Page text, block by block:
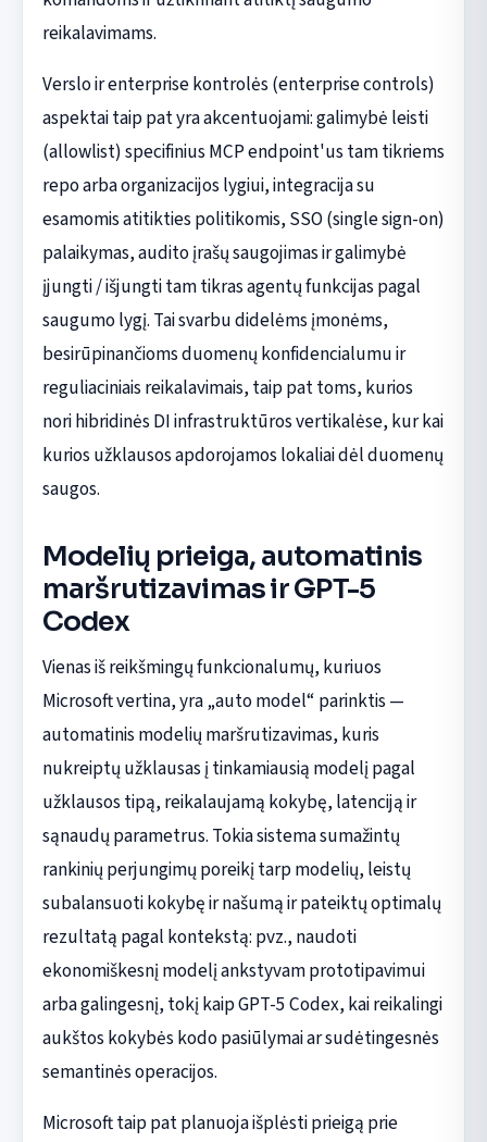
reikalavimams.
Verslo ir enterprise kontrolės (enterprise controls)
aspektai taip pat yra akcentuojami: galimybė leisti
(allowlist) specifinius MCP endpoint'us tam tikriems
repo arba organizacijos lygiui, integracija su
esamomis atitikties politikomis, SSO (single sign-on)
palaikymas, audito įrašų saugojimas ir galimybė
įjungti / išjungti tam tikras agentų funkcijas pagal
saugumo lygį. Tai svarbu didelėms įmonėms,
besirūpinančioms duomenų konfidencialumu ir
reguliaciniais reikalavimais, taip pat toms, kurios
nori hibridinės DI infrastruktūros vertikalėse, kur kai
kurios užklausos apdorojamos lokaliai dėl duomenų
saugos.
Modelių prieiga, automatinis
maršrutizavimas ir GPT-5
Codex
Vienas iš reikšmingų funkcionalumų, kuriuos
Microsoft vertina, yra „auto model“ parinktis —
automatinis modelių maršrutizavimas, kuris
nukreiptų užklausas į tinkamiausią modelį pagal
užklausos tipą, reikalaujamą kokybę, latenciją ir
sąnaudų parametrus. Tokia sistema sumažintų
rankinių perjungimų poreikį tarp modelių, leistų
subalansuoti kokybę ir našumą ir pateiktų optimalų
rezultatą pagal kontekstą: pvz., naudoti
ekonomiškesnį modelį ankstyvam prototipavimui
arba galingesnį, tokį kaip GPT-5 Codex, kai reikalingi
aukštos kokybės kodo pasiūlymai ar sudėtingesnės
semantinės operacijos.
Microsoft taip pat planuoja išplėsti prieigą prie